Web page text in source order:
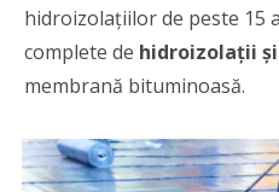
hidroizolațiilor de peste 15
complete de hidroizolații
membrană bituminoasă.